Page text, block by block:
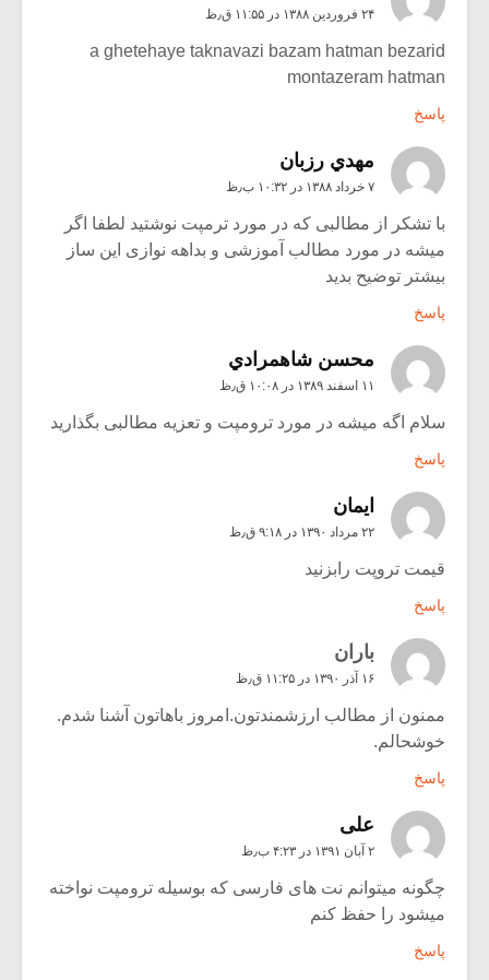
۲۴ فروردین ۱۳۸۸ در ۱۱:۵۵ ق٫ظ
a ghetehaye taknavazi bazam hatman bezarid
montazeram hatman
پاسخ
مهدي رزبان
۷ خرداد ۱۳۸۸ در ۱۰:۳۲ ب٫ظ
با تشکر از مطالبی که در مورد ترمپت نوشتید لطفا اگر
میشه در مورد مطالب آموزشی و بداهه نوازی این ساز
بیشتر توضیح بدید
پاسخ
محسن شاهمرادي
۱۱ اسفند ۱۳۸۹ در ۱۰:۰۸ ق٫ظ
سلام اگه میشه در مورد ترومپت و تعزیه مطالبی بگذارید
پاسخ
ايمان
۲۲ مرداد ۱۳۹۰ در ۹:۱۸ ق٫ظ
قیمت تروپت رابزنید
پاسخ
باران
۱۶ آذر ۱۳۹۰ در ۱۱:۲۵ ق٫ظ
ممنون از مطالب ارزشمندتون.امروز باهاتون آشنا شدم.
خوشحالم.
پاسخ
علی
۲ آبان ۱۳۹۱ در ۴:۲۳ ب٫ظ
چگونه میتوانم نت های فارسی که بوسیله ترومپت نواخته
میشود را حفظ کنم
پاسخ